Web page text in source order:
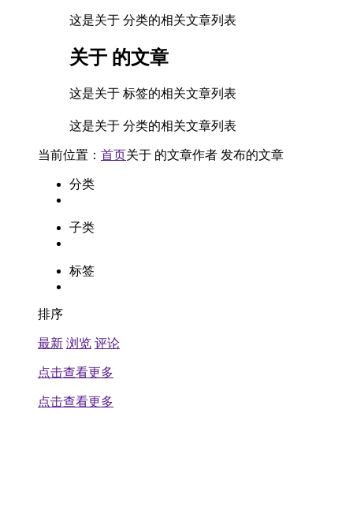
这是关于 分类的相关文章列表
关于 的文章
这是关于 标签的相关文章列表
这是关于 分类的相关文章列表
当前位置： 首页关于 的文章作者 发布的文章
分类
子类
标签
排序
最新 浏览 评论
点击查看更多
点击查看更多